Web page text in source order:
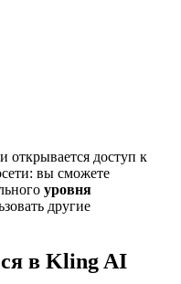
доступ к
вы сможете
уровня
другие
в Kling AI